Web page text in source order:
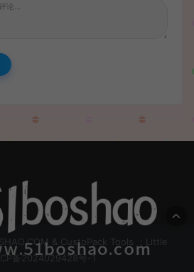
& CustoPack Tools ：Little
备2024029428号-1